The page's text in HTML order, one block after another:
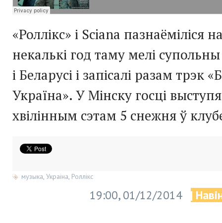
«Роллікс» і Sciana пазнаёміліся
некалькі год таму мелі
і Беларусі і запісалі разам трэк
Україна». У Мінску госці
хвілінным сэтам 5 снежня ў
музыка, Украіна, Роллікс
19:00, 01/12/2014 |